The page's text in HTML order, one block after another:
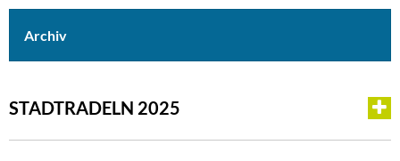
Archiv
STADTRADELN 2025